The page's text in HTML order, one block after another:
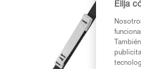
Elija